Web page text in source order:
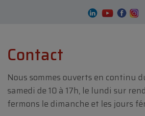
Contact
Nous sommes ouverts en continu
samedi de 10 à 17h, le lundi sur
fermons le dimanche et les jours